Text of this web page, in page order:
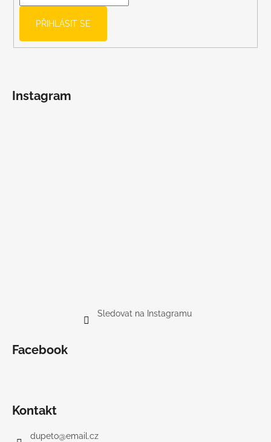
PŘIHLÁSIT SE
Instagram
Sledovat na Instagramu
Facebook
Kontakt
dupeto@email.cz